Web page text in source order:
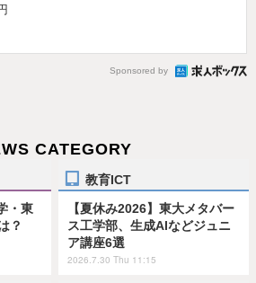
Sponsored by
CATEGORY
・東
？
教育ICT
【夏休み2026】東大メタバー
ス工学部、生成AIなどジュニ
ア講座6選
2026.7.30 Thu 11:15